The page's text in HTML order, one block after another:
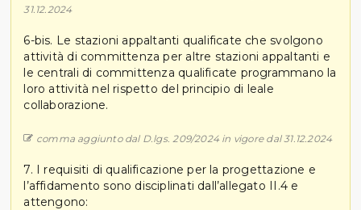
31.12.2024
6-bis. Le stazioni appaltanti qualificate che svolgono
attività di committenza per altre stazioni appaltanti e
le centrali di committenza qualificate programmano la
loro attività nel rispetto del principio di leale
collaborazione.
comma aggiunto dal D.lgs. 209/2024 in vigore dal 31.12.2024
7. I requisiti di qualificazione per la progettazione e
l’affidamento sono disciplinati dall’allegato II.4 e
attengono: